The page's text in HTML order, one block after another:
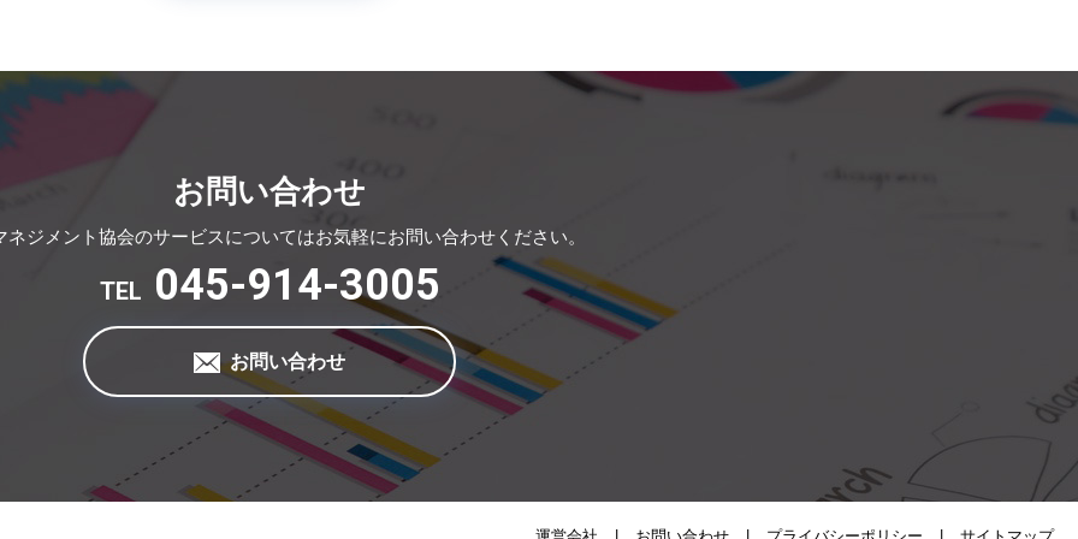
お問い合わせ
ネジメント協会のサービスについてはお気軽にお問い合わせください。
TEL 045-914-3005
お問い合わせ